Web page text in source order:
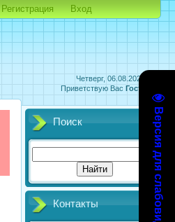
Версия для слабовидящих
Четверг, 06.08.2026, 07:14
Приветствую Вас Гость
Регистрация Вход
Поиск
Контакты